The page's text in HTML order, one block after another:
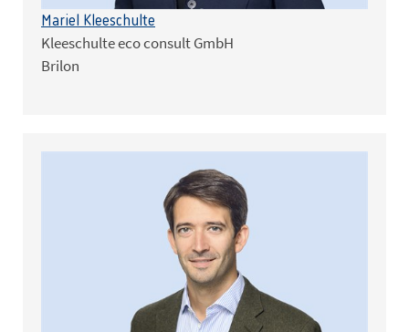
Mariel Kleeschulte
Kleeschulte eco consult GmbH
Brilon